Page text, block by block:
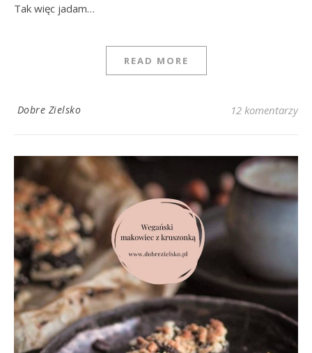
Tak więc jadam…
READ MORE
Dobre Zielsko 12 komentarzy